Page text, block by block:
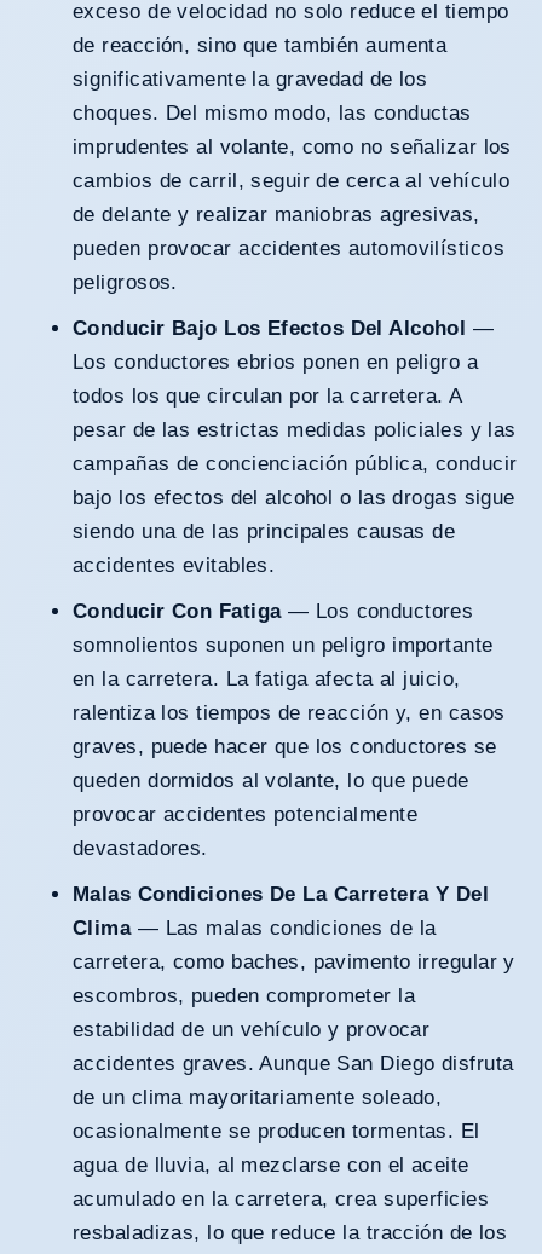
exceso de velocidad no solo reduce el tiempo
de reacción, sino que también aumenta
significativamente la gravedad de los
choques. Del mismo modo, las conductas
imprudentes al volante, como no señalizar los
cambios de carril, seguir de cerca al vehículo
de delante y realizar maniobras agresivas,
pueden provocar accidentes automovilísticos
peligrosos.
Conducir Bajo Los Efectos Del Alcohol —
Los conductores ebrios ponen en peligro a
todos los que circulan por la carretera. A
pesar de las estrictas medidas policiales y las
campañas de concienciación pública, conducir
bajo los efectos del alcohol o las drogas sigue
siendo una de las principales causas de
accidentes evitables.
Conducir Con Fatiga— Los conductores
somnolientos suponen un peligro importante
en la carretera. La fatiga afecta al juicio,
ralentiza los tiempos de reacción y, en casos
graves, puede hacer que los conductores se
queden dormidos al volante, lo que puede
provocar accidentes potencialmente
devastadores.
Malas Condiciones De La Carretera Y Del
Clima— Las malas condiciones de la
carretera, como baches, pavimento irregular y
escombros, pueden comprometer la
estabilidad de un vehículo y provocar
accidentes graves. Aunque San Diego disfruta
de un clima mayoritariamente soleado,
ocasionalmente se producen tormentas. El
agua de lluvia, al mezclarse con el aceite
acumulado en la carretera, crea superficies
resbaladizas, lo que reduce la tracción de los